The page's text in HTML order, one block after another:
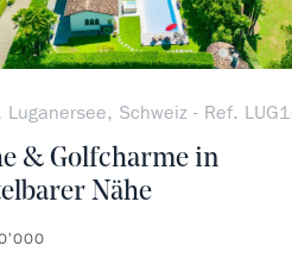
Luganersee, Schweiz - Ref.
& Golfcharme in
Nähe